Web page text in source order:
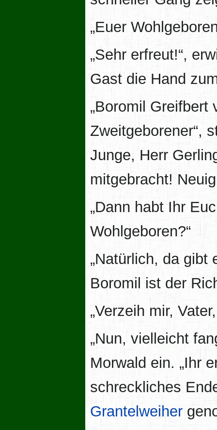
„Euer
„Sehr erfreut!“,
Gast die Hand
„Boromil Greifbert
Zweitgeborener“,
Junge, Herr
mitgebracht!
„Dann habt Ihr
Wohlgeboren?“
„Natürlich, da gibt
Boromil ist der
„Verzeih mir,
„Nun, vielleicht
Morwald ein. „Ihr
schreckliches
Grantelweiher